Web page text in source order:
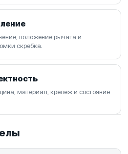
положение рычага и
скребка.
материал, крепёж и состояние